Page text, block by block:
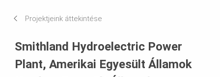
Projektjeink áttekintése
Smithland Hydroelectric Power
Plant, Amerikai Egyesült Államok